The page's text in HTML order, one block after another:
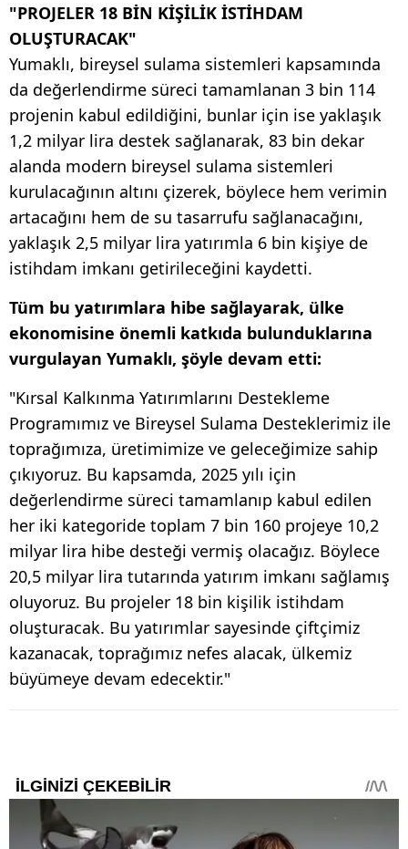
"PROJELER 18 BİN KİŞİLİK İSTİHDAM
OLUŞTURACAK"
Yumaklı, bireysel sulama sistemleri kapsamında
da değerlendirme süreci tamamlanan 3 bin 114
projenin kabul edildiğini, bunlar için ise yaklaşık
1,2 milyar lira destek sağlanarak, 83 bin dekar
alanda modern bireysel sulama sistemleri
kurulacağının altını çizerek, böylece hem verimin
artacağını hem de su tasarrufu sağlanacağını,
yaklaşık 2,5 milyar lira yatırımla 6 bin kişiye de
istihdam imkanı getirileceğini kaydetti.
Tüm bu yatırımlara hibe sağlayarak, ülke
ekonomisine önemli katkıda bulunduklarına
vurgulayan Yumaklı, şöyle devam etti:
"Kırsal Kalkınma Yatırımlarını Destekleme
Programımız ve Bireysel Sulama Desteklerimiz ile
toprağımıza, üretimimize ve geleceğimize sahip
çıkıyoruz. Bu kapsamda, 2025 yılı için
değerlendirme süreci tamamlanıp kabul edilen
her iki kategoride toplam 7 bin 160 projeye 10,2
milyar lira hibe desteği vermiş olacağız. Böylece
20,5 milyar lira tutarında yatırım imkanı sağlamış
oluyoruz. Bu projeler 18 bin kişilik istihdam
oluşturacak. Bu yatırımlar sayesinde çiftçimiz
kazanacak, toprağımız nefes alacak, ülkemiz
büyümeye devam edecektir."